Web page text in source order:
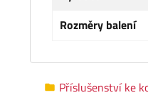
Rozměry balení
Příslušenství ke